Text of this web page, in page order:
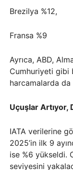
Brezilya %12,
Fransa %9
Ayrıca, ABD,
Cumhuriyeti gibi
harcamalarda
Uçuşlar Artıyor,
IATA verilerine
2025’in ilk 9
ise %6 yükseldi.
seviyesini